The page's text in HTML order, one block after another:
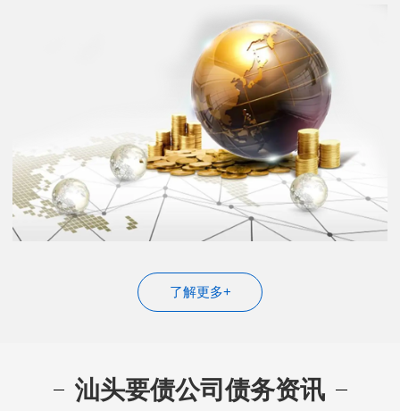
了解更多+
汕头要债公司债务资讯